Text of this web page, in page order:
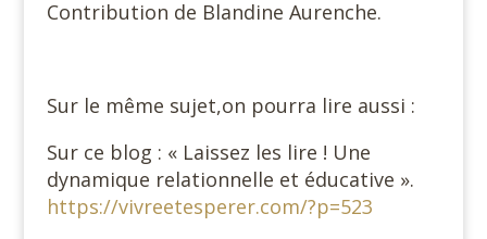
Contribution de Blandine Aurenche.
Sur le même sujet,on pourra lire aussi :
Sur ce blog : « Laissez les lire ! Une
dynamique relationnelle et éducative ».
https://vivreetesperer.com/?p=523